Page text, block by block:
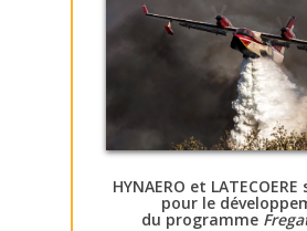
HYNAERO et
pour le
du programme